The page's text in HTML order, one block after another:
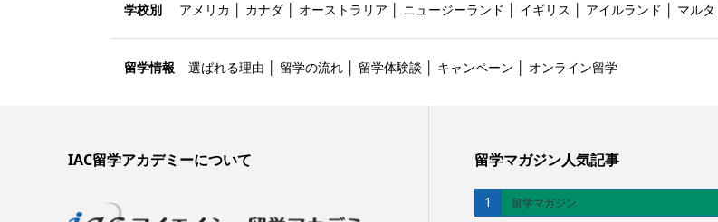
学校別 アメリカ カナダ オーストラリア ニュージーランド イギリス アイルランド マルタ
留学情報 選ばれる理由 留学の流れ 留学体験談 キャンペーン オンライン留学
IAC留学アカデミーについて 留学マガジン人気記事
1 留学マガジン